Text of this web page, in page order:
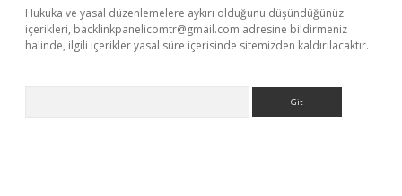
Hukuka ve yasal düzenlemelere aykırı olduğunu düşündüğünüz
içerikleri, backlinkpanelicomtr@gmail.com adresine bildirmeniz
halinde, ilgili içerikler yasal süre içerisinde sitemizden kaldırılacaktır.